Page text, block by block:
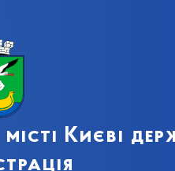
Києві